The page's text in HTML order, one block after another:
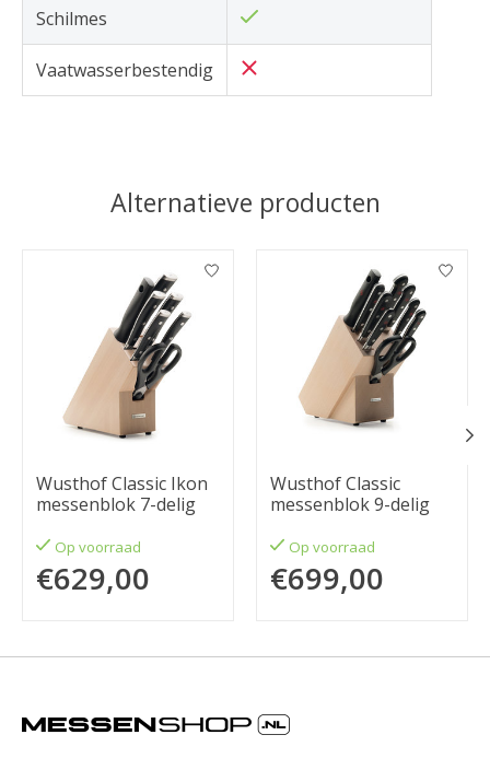
Schilmes
Vaatwasserbestendig
Alternatieve producten
Items van productcarrousel
Wusthof Classic Ikon
messenblok 7-delig
Op voorraad
€629,00
Wusthof Classic
messenblok 9-delig
Op voorraad
€699,00